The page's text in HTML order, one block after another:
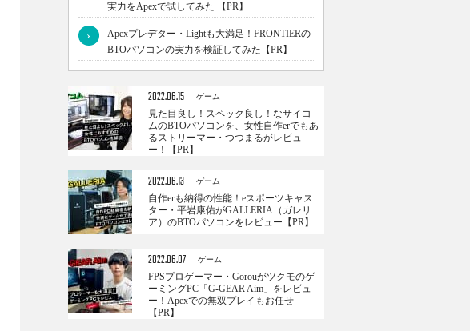
実力をApexで試してみた 【PR】
›
Apexプレデター・Lightも大満足！FRONTIERの
BTOパソコンの実力を検証してみた【PR】
2022.06.15 ゲーム
見た目良し！スペック良し！なサイコ
ムのBTOパソコンを、女性自作erでもあ
るストリーマー・つつまるがレビュ
ー！【PR】
2022.06.13 ゲーム
自作erも納得の性能！eスポーツキャス
ター・平岩康佑がGALLERIA（ガレリ
ア）のBTOパソコンをレビュー【PR】
2022.06.07 ゲーム
FPSプロゲーマー・Gorouがツクモのゲ
ーミングPC「G-GEAR Aim」をレビュ
ー！Apexでの無双プレイもお任せ
【PR】